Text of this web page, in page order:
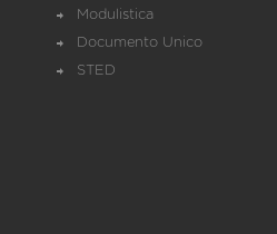
Modulistica
Documento Unico
STED